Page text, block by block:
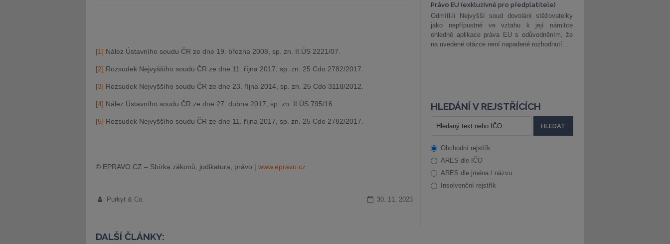
[1] Nález Ústavního soudu ČR ze dne 19. března 2008, sp. zn. II.ÚS 2221/07.
[2] Rozsudek Nejvyššího soudu ČR ze dne 11. října 2017, sp. zn. 25 Cdo 2782/2017.
[3] Rozsudek Nejvyššího soudu ČR ze dne 23. října 2014, sp. zn. 25 Cdo 3118/2012.
[4] Nález Ústavního soudu ČR ze dne 27. dubna 2017, sp. zn. II.ÚS 795/16.
[5] Rozsudek Nejvyššího soudu ČR ze dne 11. října 2017, sp. zn. 25 Cdo 2782/2017.
© EPRAVO.CZ – Sbírka zákonů, judikatura, právo | www.epravo.cz
Purkyt & Co. 30. 11. 2023
DALŠÍ ČLÁNKY:
Právo EU (exkluzivně pro předplatitele)
Odmítl-li Nejvyšší soud dovolání stěžovatelky
jako nepřípustné ve vztahu k její námitce
ohledně aplikace práva EU s odůvodněním, že
na uvedené otázce není napadené rozhodnutí...
HLEDÁNÍ V REJSTŘÍCÍCH
Obchodní rejstřík
ARES dle IČO
ARES dle jména / názvu
Insolvenční rejstřík